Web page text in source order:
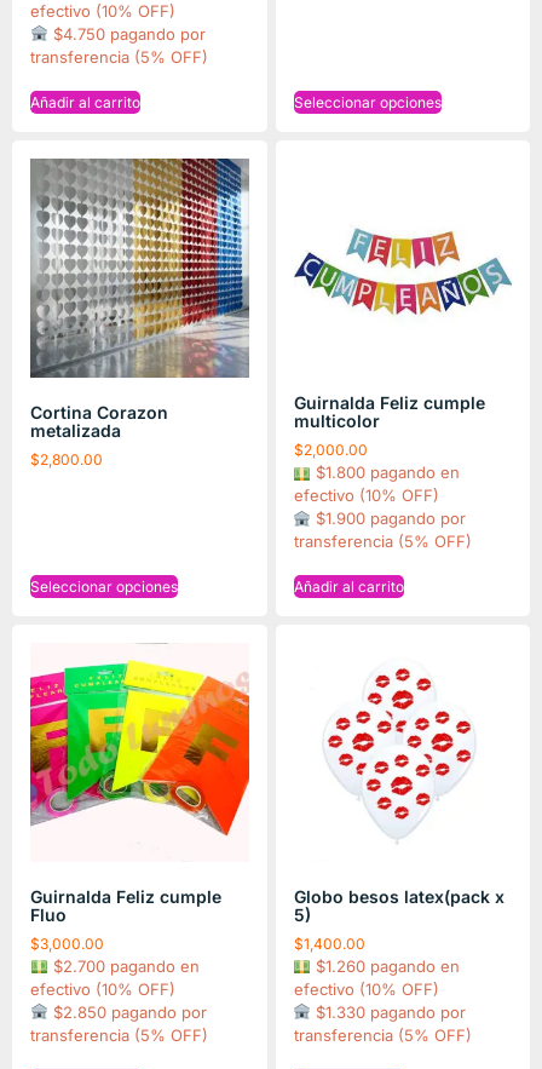
efectivo (10% OFF)
$4.750 pagando por
transferencia (5% OFF)
Añadir al carrito Seleccionar opciones
Cortina Corazon
metalizada
$2,800.00
Seleccionar opciones
Guirnalda Feliz cumple
multicolor
$2,000.00
$1.800 pagando en
efectivo (10% OFF)
$1.900 pagando por
transferencia (5% OFF)
Añadir al carrito
Guirnalda Feliz cumple
Fluo
$3,000.00
$2.700 pagando en
efectivo (10% OFF)
$2.850 pagando por
transferencia (5% OFF)
Globo besos latex(pack x
5)
$1,400.00
$1.260 pagando en
efectivo (10% OFF)
$1.330 pagando por
transferencia (5% OFF)